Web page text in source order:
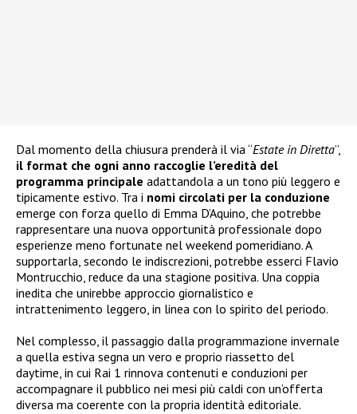
Dal momento della chiusura prenderà il via “Estate in Diretta”,
il format che ogni anno raccoglie l’eredità del
programma principale adattandola a un tono più leggero e
tipicamente estivo. Tra i nomi circolati per la conduzione
emerge con forza quello di Emma D’Aquino, che potrebbe
rappresentare una nuova opportunità professionale dopo
esperienze meno fortunate nel weekend pomeridiano. A
supportarla, secondo le indiscrezioni, potrebbe esserci Flavio
Montrucchio, reduce da una stagione positiva. Una coppia
inedita che unirebbe approccio giornalistico e
intrattenimento leggero, in linea con lo spirito del periodo.
Nel complesso, il passaggio dalla programmazione invernale
a quella estiva segna un vero e proprio riassetto del
daytime, in cui Rai 1 rinnova contenuti e conduzioni per
accompagnare il pubblico nei mesi più caldi con un’offerta
diversa ma coerente con la propria identità editoriale.